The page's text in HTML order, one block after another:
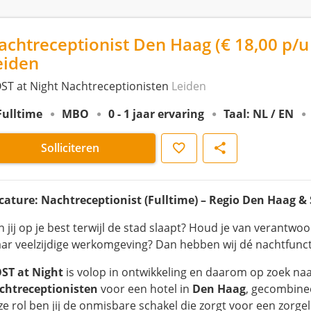
Den Haag (€ 18,00 p/
at Night Nachtreceptionisten Leiden
MBO 0 - 1 jaar ervaring Taal: NL / EN
Solliciteren Opslaan Delen
Nachtreceptionist (Fulltime) – Regio Den Haag &
jij op je best terwijl de stad slaapt? Houd je van
veelzijdige werkomgeving? Dan hebben wij dé
at Night is volop in ontwikkeling en daarom op zoek
voor een hotel in Den Haag,
rol ben jij de onmisbare schakel die zorgt voor een